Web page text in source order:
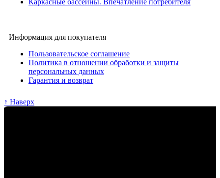
Каркасные бассейны. Впечатление потребителя
Информация для покупателя
Пользовательское соглашение
Политика в отношении обработки и защиты
персональных данных
Гарантия и возврат
↑ Наверх